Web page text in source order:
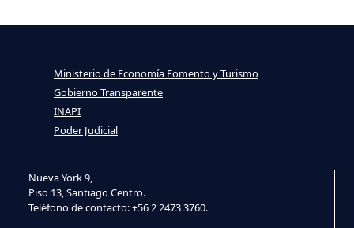
Nueva York 9,
Piso 13, Santiago Centro.
Teléfono de contacto: +56 2 2473 3760.
Ministerio de Economía Fomento y Turismo
Gobierno Transparente
INAPI
Poder Judicial